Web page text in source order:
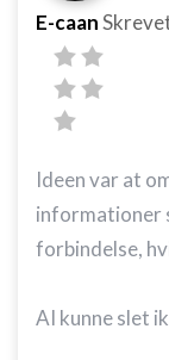
E-caan
Ideen var at
informationer
forbindelse,
AI kunne slet